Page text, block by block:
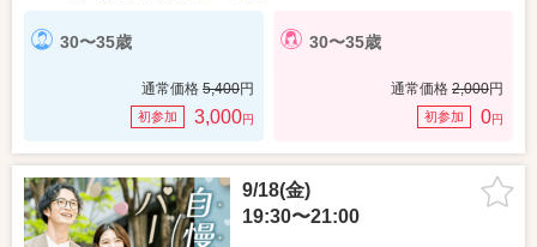
30〜35歳
通常価格 5,400円
初参加 3,000円
30〜35歳
通常価格 2,000円
初参加 0円
9/18(金)
19:30〜21:00